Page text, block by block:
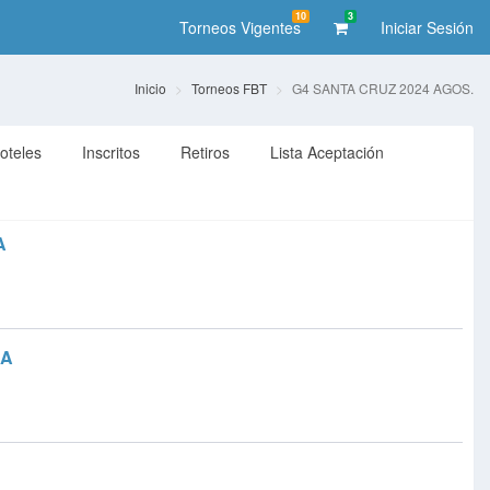
Torneos Vigentes
10 3
Iniciar Sesión
Inicio Torneos FBT G4 SANTA CRUZ 2024 AGOS.
Inscritos Retiros Lista Aceptación